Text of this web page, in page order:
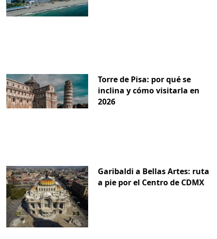
Torre de Pisa: por qué se
inclina y cómo visitarla en
2026
Garibaldi a Bellas Artes: ruta
a pie por el Centro de CDMX